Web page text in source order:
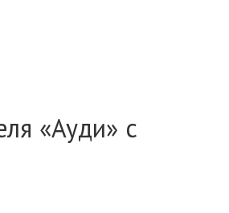
«Ауди» с